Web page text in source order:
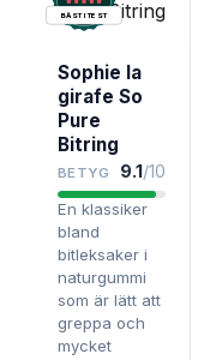
BÄST I TEST
Sophie la
girafe So
Pure
Bitring
BETYG 9.1/10
En klassiker
bland
bitleksaker i
naturgummi
som är lätt att
greppa och
mycket